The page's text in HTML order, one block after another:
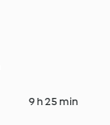
9 h 25 min